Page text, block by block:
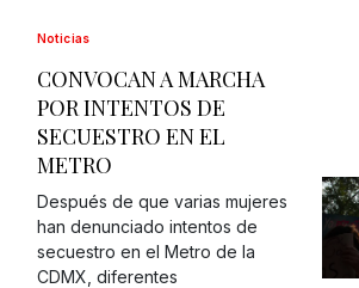
Noticias
CONVOCAN A MARCHA
POR INTENTOS DE
SECUESTRO EN EL
METRO
Después de que varias mujeres
han denunciado intentos de
secuestro en el Metro de la
CDMX, diferentes